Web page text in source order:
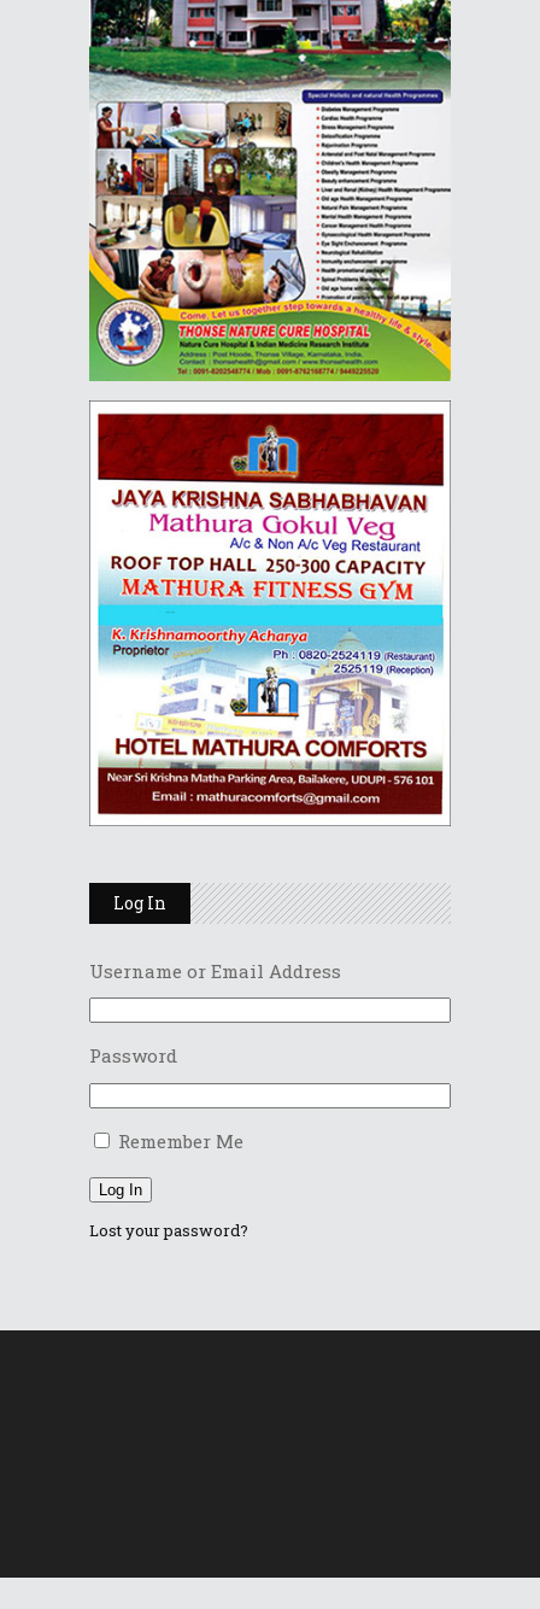
Log In
Username or Email Address
Password
Remember Me
Log In
Lost your password?